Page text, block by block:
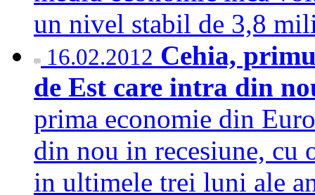
un nivel stabil de 3,8
16.02.2012 Cehia,
de Est care intra din
prima economie din
din nou in recesiune, cu
in ultimele trei luni ale